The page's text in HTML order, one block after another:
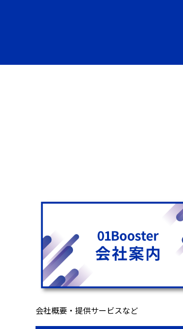
会社概要・提供サービスなど